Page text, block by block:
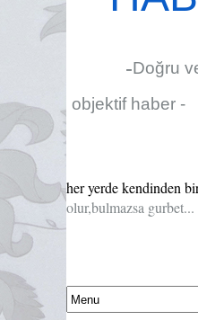
-Doğru
objektif haber -
her yerde kendinden
olur,bulmazsa gurbet...